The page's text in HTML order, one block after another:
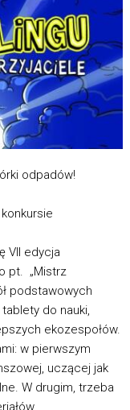
odpadów!
VII edycja
pt. „Mistrz
podstawowych
do nauki,
ekozespołów.
w pierwszym
uczącej jak
W drugim, trzeba